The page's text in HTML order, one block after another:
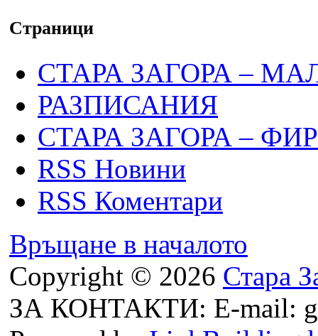
Страници
СТАРА ЗАГОРА –
РАЗПИСАНИЯ
СТАРА ЗАГОРА –
RSS Новини
RSS Коментари
Връщане в началото
Copyright © 2026 Стара
ЗА КОНТАКТИ: E-mail: